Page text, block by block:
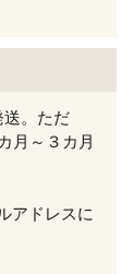
送。ただ
月～３カ月
アドレスに